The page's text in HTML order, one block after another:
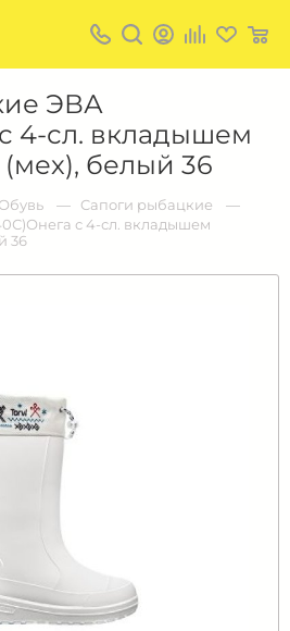
ЭВА
4-сл. вкладышем
белый 36
Обувь
Cапоги рыбацкие
с 4-сл. вкладышем
36